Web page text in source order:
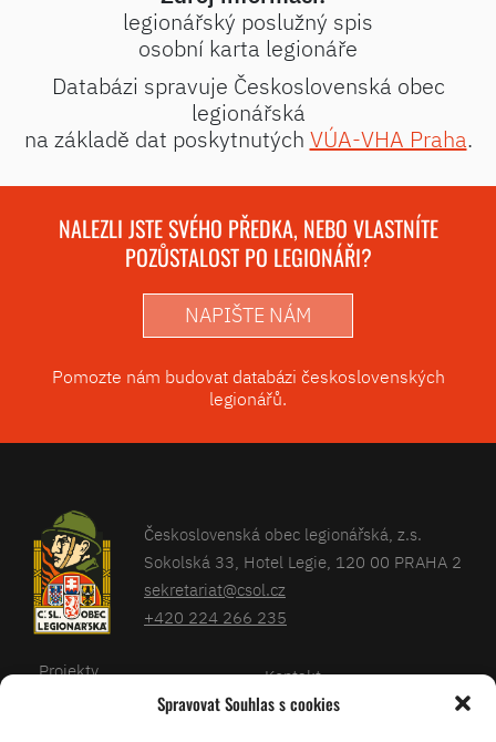
Spravovat Souhlas s cookies
legionářský poslužný spis
osobní karta legionáře
Databázi spravuje Československá obec
legionářská
na základě dat poskytnutých VÚA-VHA Praha.
NALEZLI JSTE SVÉHO PŘEDKA, NEBO VLASTNÍTE
POZŮSTALOST PO LEGIONÁŘI?
NAPIŠTE NÁM
Pomozte nám budovat databázi československých
legionářů.
Československá obec legionářská, z.s.
Sokolská 33, Hotel Legie, 120 00 PRAHA 2
sekretariat@csol.cz
+420 224 266 235
Projekty
Kontakt
Databáze legionářů